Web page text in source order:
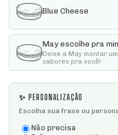
Blue Cheese
May escolhe pra
Deixe a May montar
sabores pra você!
✨ PERSONALIZAÇÃO
Escolha sua frase ou
Não precisa